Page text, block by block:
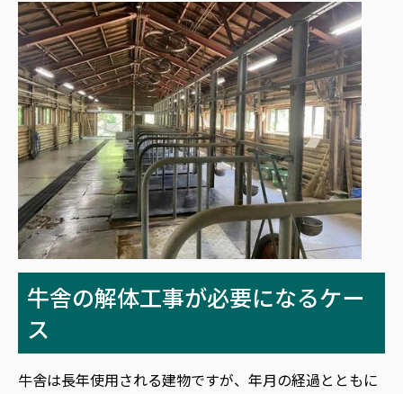
牛舎の解体工事が必要になるケー
ス
牛舎は長年使用される建物ですが、年月の経過とともに